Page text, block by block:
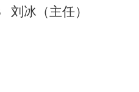
刘冰（主任）